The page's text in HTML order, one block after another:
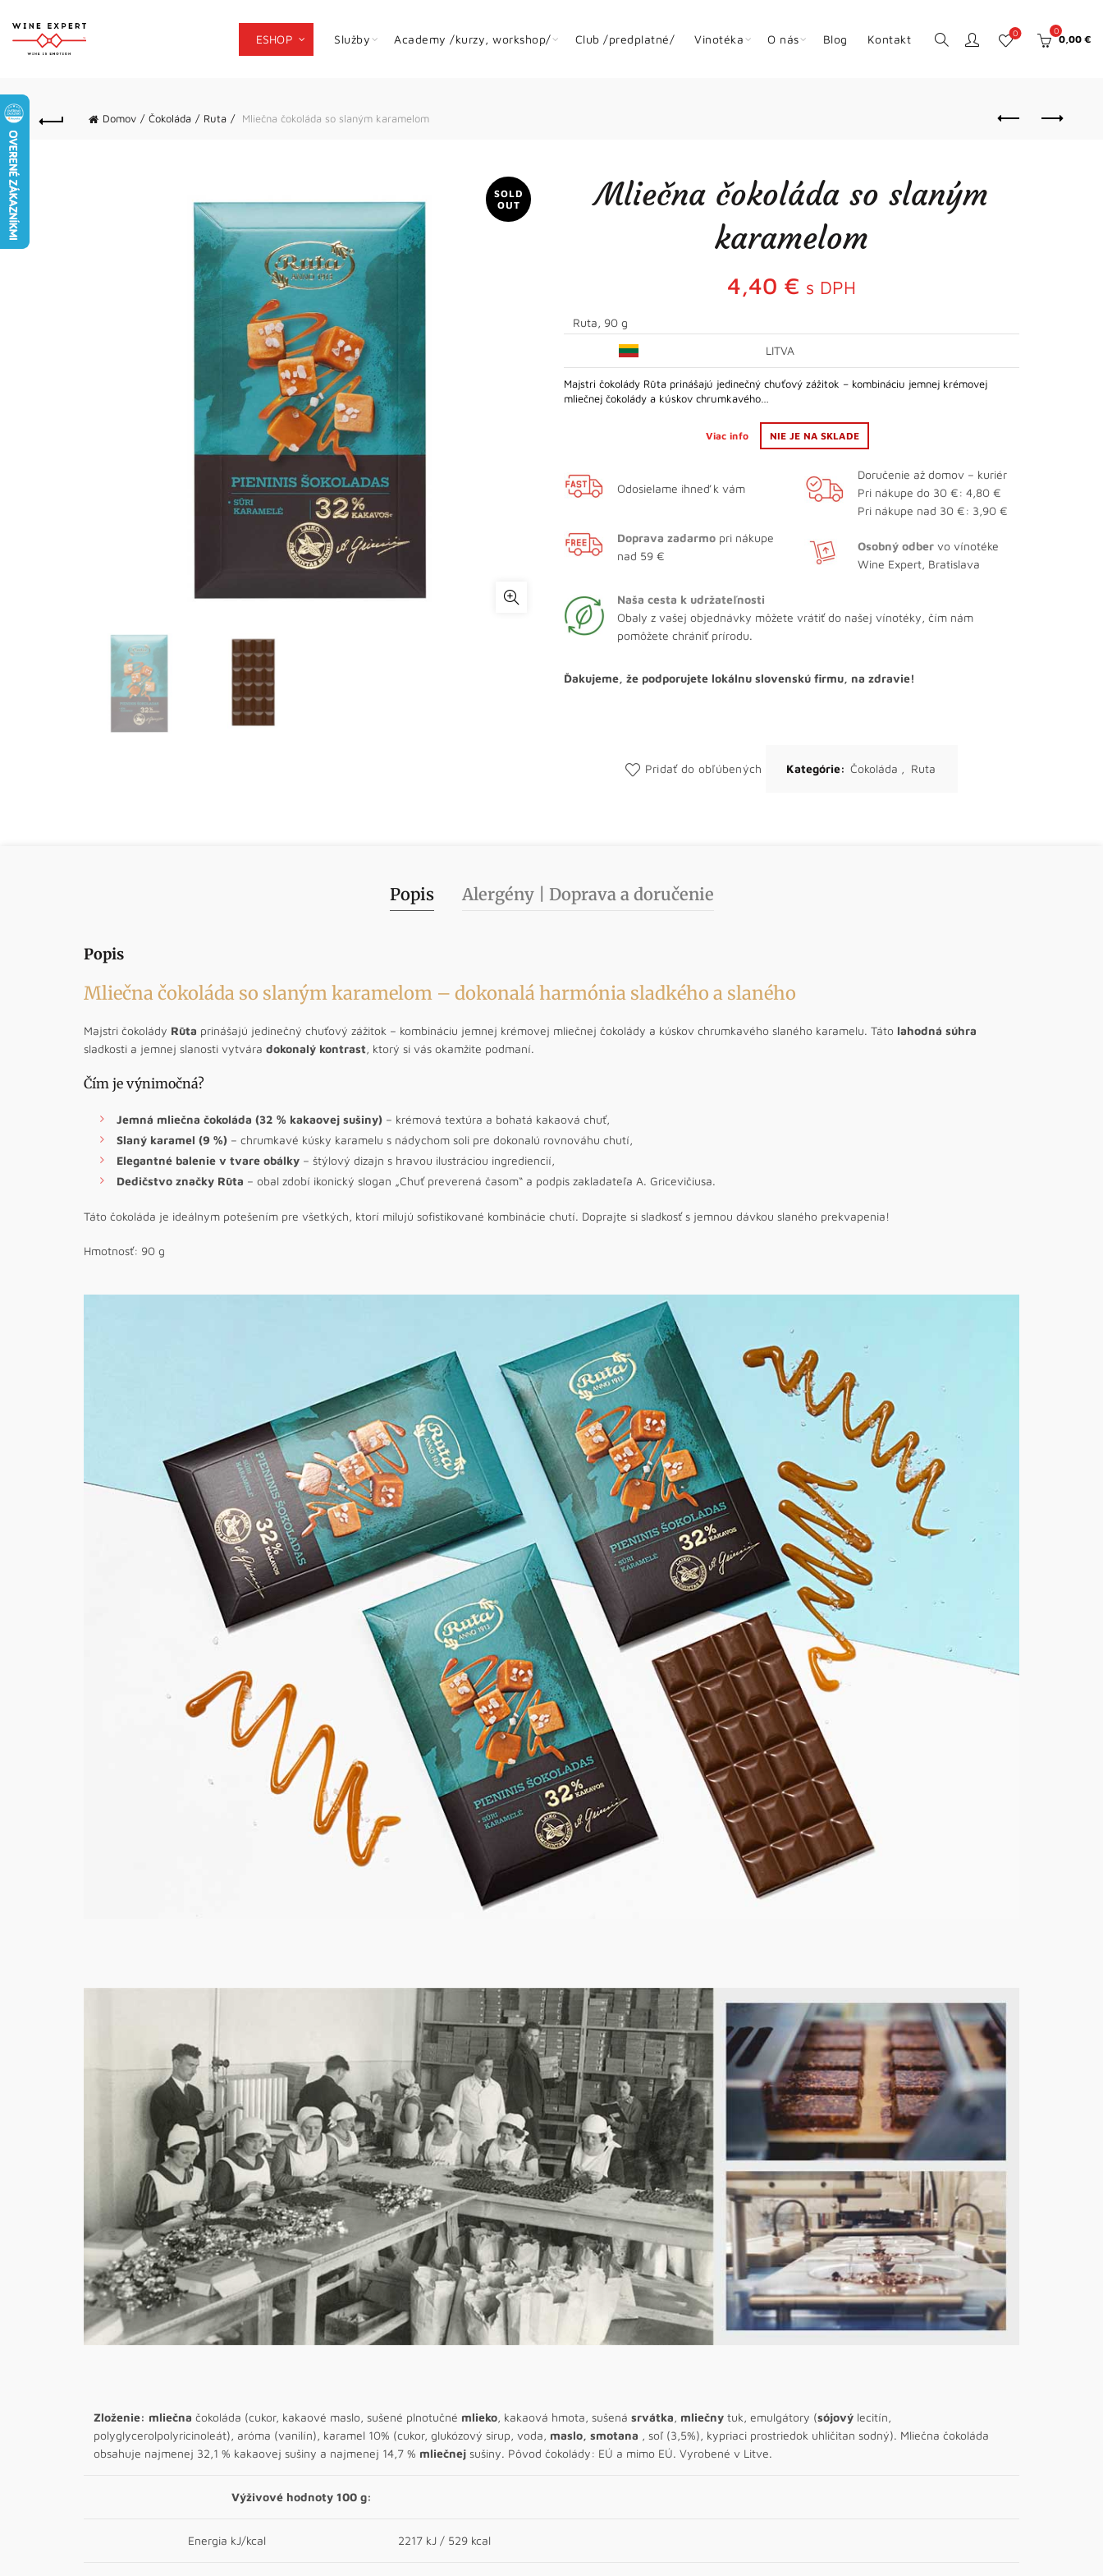
ESHOP Služby Academy /kurzy, workshop/ Club /predplatné/ Vinotéka O nás Blog Kontakt 0 0
0,00 €
Domov Čokoláda Ruta Mliečna čokoláda so slaným karamelom
SOLD
OUT
Mliečna čokoláda so slaným
karamelom
4,40 € s DPH
Ruta, 90 g
LITVA
Majstri čokolády Rūta prinášajú jedinečný chuťový zážitok – kombináciu jemnej krémovej
mliečnej čokolády a kúskov chrumkavého…
Viac info NIE JE NA SKLADE
Odosielame ihneď k vám
Doprava zadarmo pri nákupe
nad 59 €
Doručenie až domov – kuriér
Pri nákupe do 30 €: 4,80 €
Pri nákupe nad 30 €: 3,90 €
Osobný odbervo vínotéke
Wine Expert, Bratislava
Naša cesta k udržateľnosti
Obaly z vašej objednávky môžete vrátiť do našej vínotéky, čím nám
pomôžete chrániť prírodu.
Ďakujeme, že podporujete lokálnu slovenskú firmu, na zdravie!
Pridať do obľúbených Kategórie: Čokoláda , Ruta
Popis Alergény | Doprava a doručenie
Popis
Mliečna čokoláda so slaným karamelom – dokonalá harmónia sladkého a slaného
Majstri čokolády Rūta prinášajú jedinečný chuťový zážitok – kombináciu jemnej krémovej mliečnej čokolády a kúskov chrumkavého slaného karamelu. Táto lahodná súhra
sladkosti a jemnej slanosti vytvára dokonalý kontrast, ktorý si vás okamžite podmaní.
Čím je výnimočná?
Jemná mliečna čokoláda (32 % kakaovej sušiny) – krémová textúra a bohatá kakaová chuť,
Slaný karamel (9 %) – chrumkavé kúsky karamelu s nádychom soli pre dokonalú rovnováhu chutí,
Elegantné balenie v tvare obálky – štýlový dizajn s hravou ilustráciou ingrediencií,
Dedičstvo značky Rūta – obal zdobí ikonický slogan „Chuť preverená časom“ a podpis zakladateľa A. Gricevičiusa.
Táto čokoláda je ideálnym potešením pre všetkých, ktorí milujú sofistikované kombinácie chutí. Doprajte si sladkosť s jemnou dávkou slaného prekvapenia!
Hmotnosť: 90 g
Zloženie: mliečna čokoláda (cukor, kakaové maslo, sušené plnotučné mlieko, kakaová hmota, sušená srvátka, mliečny tuk, emulgátory (sójový lecitín,
polyglycerolpolyricinoleát), aróma (vanilín), karamel 10% (cukor, glukózový sirup, voda, maslo, smotana , soľ (3,5%), kypriaci prostriedok uhličitan sodný). Mliečna čokoláda
obsahuje najmenej 32,1 % kakaovej sušiny a najmenej 14,7 % mliečnej sušiny. Pôvod čokolády: EÚ a mimo EÚ. Vyrobené v Litve.
Výživové hodnoty 100 g:
Energia kJ/kcal 2217 kJ / 529 kcal